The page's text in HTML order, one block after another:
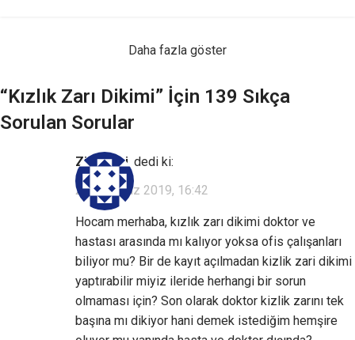
Daha fazla göster
“Kızlık Zarı Dikimi” İçin 139 Sıkça
Sorulan Sorular
Ziyaretçi dedi ki:
23 Temmuz 2019, 16:42
Hocam merhaba, kızlık zarı dikimi doktor ve
hastası arasında mı kalıyor yoksa ofis çalışanları
biliyor mu? Bir de kayıt açılmadan kizlik zari dikimi
yaptırabilir miyiz ileride herhangi bir sorun
olmaması için? Son olarak doktor kizlik zarını tek
başına mı dikiyor hani demek istediğim hemşire